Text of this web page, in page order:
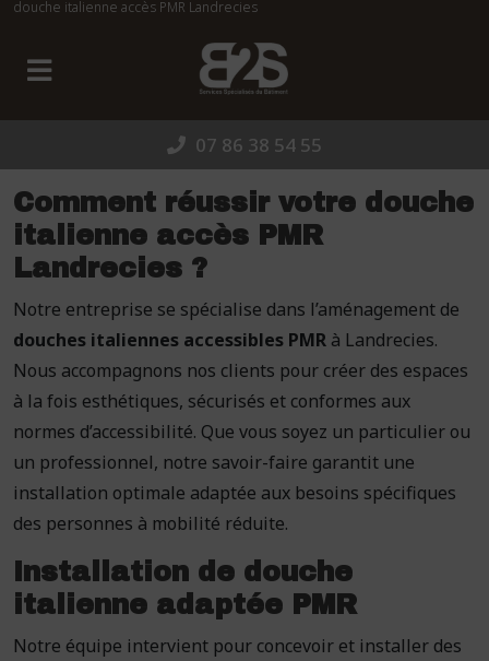
douche italienne accès PMR Landrecies
07 86 38 54 55
Comment réussir votre douche
italienne accès PMR
Landrecies ?
Notre entreprise se spécialise dans l’aménagement de
douches italiennes accessibles PMR à Landrecies.
Nous accompagnons nos clients pour créer des espaces
à la fois esthétiques, sécurisés et conformes aux
normes d’accessibilité. Que vous soyez un particulier ou
un professionnel, notre savoir-faire garantit une
installation optimale adaptée aux besoins spécifiques
des personnes à mobilité réduite.
Installation de douche
italienne adaptée PMR
Notre équipe intervient pour concevoir et installer des
Panneau de gestion des cookies